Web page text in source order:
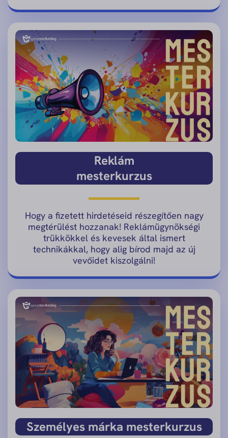
Reklám
mesterkurzus
Hogy a fizetett hirdetéseid részegítően nagy
megtérülést hozzanak! Reklámügynökségi
trükkökkel és kevesek által ismert
technikákkal, hogy alig bírod majd az új
vevőidet kiszolgálni!
Személyes márka mesterkurzus